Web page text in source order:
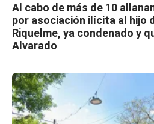
Al cabo de más de 10
por asociación ilícita al hijo
Riquelme, ya condenado y
Alvarado